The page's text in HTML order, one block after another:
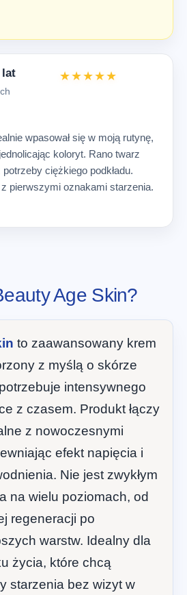
lat ★★★★★
wpasował się w moją rutynę,
koloryt. Rano twarz
ciężkiego podkładu.
pierwszymi oznakami starzenia.
Age Skin?
to zaawansowany krem
z myślą o skórze
intensywnego
z czasem. Produkt łączy
z nowoczesnymi
efekt napięcia i
Nie jest zwykłym
na wielu poziomach, od
regeneracji po
warstw. Idealny dla
życia, które chcą
starzenia bez wizyt w